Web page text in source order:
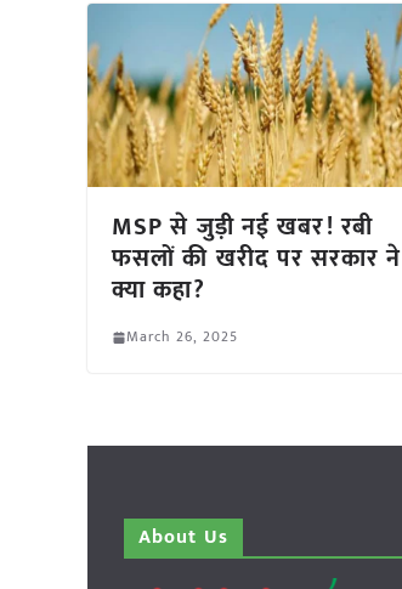
MSP से जुड़ी नई खबर! रबी
फसलों की खरीद पर सरकार ने
क्या कहा?
March 26, 2025
About Us